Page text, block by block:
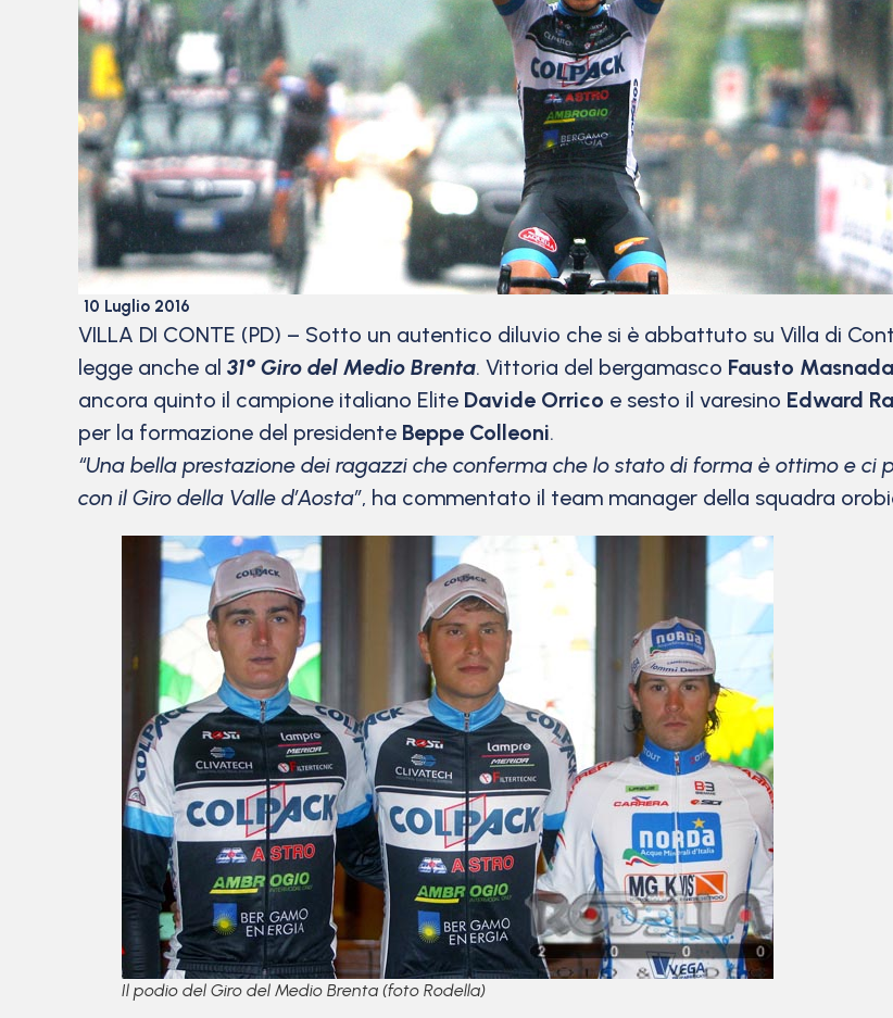
10 Luglio 2016
VILLA DI CONTE (PD) – Sotto un autentico diluvio che si è abbattuto su Villa di
legge anche al 31° Giro del Medio Brenta. Vittoria del bergamasco Fausto Masnada
ancora quinto il campione italiano Elite Davide Orrico e sesto il varesino Edward
per la formazione del presidente Beppe Colleoni.
“Una bella prestazione dei ragazzi che conferma che lo stato di forma è ottimo e ci
con il Giro della Valle d’Aosta”, ha commentato il team manager della squadra
Il podio del Giro del Medio Brenta (foto Rodella)